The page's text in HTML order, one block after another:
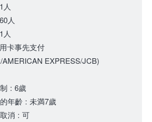
1人
60人
1人
卡事先支付
EXPRESS/JCB)
: 6歲
年齡 : 未満7歲
消 : 可